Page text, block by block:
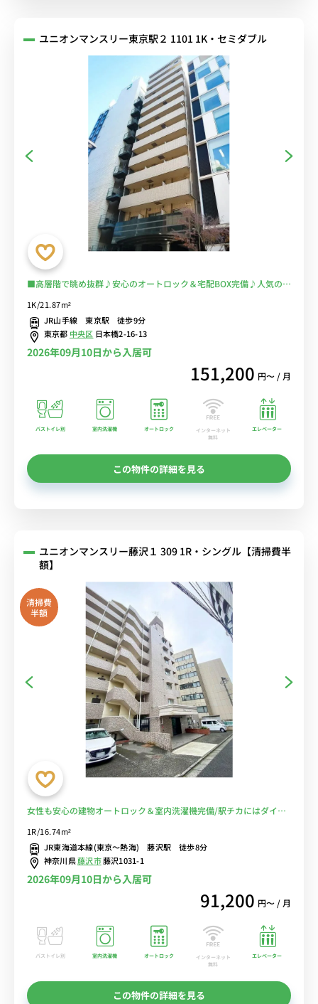
ユニオンマンスリー東京駅２ 1101 1K・セミダブル
■高層階で眺め抜群♪安心のオートロック＆宅配BOX完備♪人気のバ
本橋駅」徒歩2分■選べるWi-Fi格安レンタル中！
1K/21.87m²
JR山手線 東京駅 徒歩9分
東京都 中央区 日本橋2-16-13
2026年09月10日から入居可
151,200 円〜 / 月
バストイレ別 室内洗濯機 オートロック
インターネット
無料
エレベーター
この物件の詳細を見る
ユニオンマンスリー藤沢１ 309 1R・シングル【清掃費半
額】
清掃費
半額
女性も安心の建物オートロック＆室内洗濯機完備/駅チカにはダイエ
複数あり買い物におすすめ■選べるWi-Fi格安レンタル中！
1R/16.74m²
JR東海道本線(東京～熱海) 藤沢駅 徒歩8分
神奈川県藤沢市藤沢1031-1
2026年09月10日から入居可
91,200 円〜 / 月
バストイレ別 室内洗濯機 オートロック
インターネット
無料
エレベーター
この物件の詳細を見る